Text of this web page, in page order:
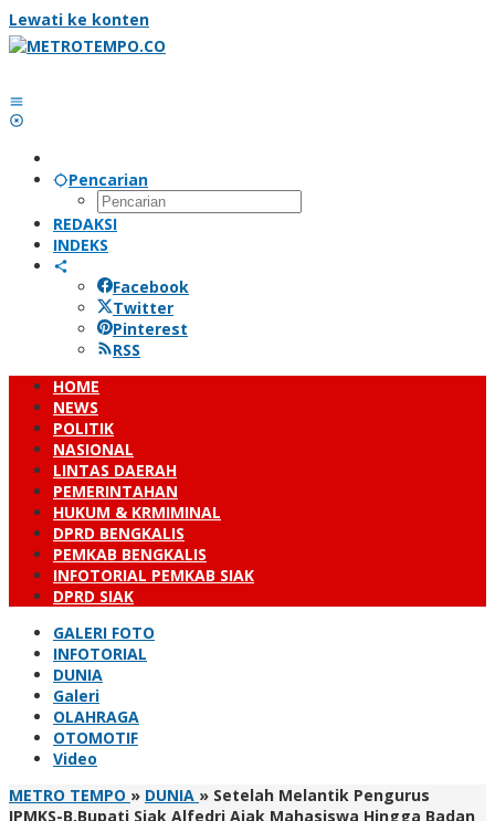
Lewati ke konten
Pencarian
REDAKSI
INDEKS
Facebook
Twitter
Pinterest
RSS
HOME
NEWS
POLITIK
NASIONAL
LINTAS DAERAH
PEMERINTAHAN
HUKUM & KRMIMINAL
DPRD BENGKALIS
PEMKAB BENGKALIS
INFOTORIAL PEMKAB SIAK
DPRD SIAK
GALERI FOTO
INFOTORIAL
DUNIA
Galeri
OLAHRAGA
OTOMOTIF
Video
METRO TEMPO » DUNIA » Setelah Melantik Pengurus
IPMKS-B,Bupati Siak Alfedri Ajak Mahasiswa Hingga Badan